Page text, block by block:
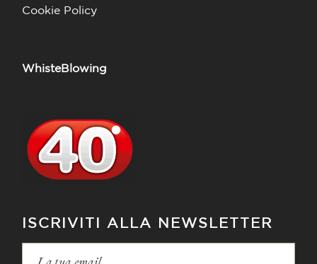
Cookie Policy
WhisteBlowing
ISCRIVITI ALLA NEWSLETTER